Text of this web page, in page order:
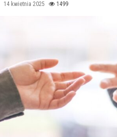
14 kwietnia 2025 1499